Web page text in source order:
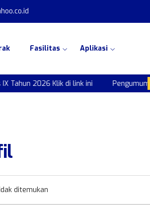
Fasilitas Aplikasi
2026 Klik di link ini
ditemukan